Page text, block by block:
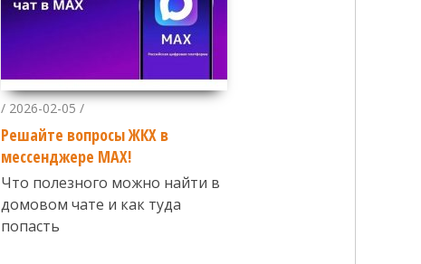
/ 2026-02-05 /
Решайте вопросы ЖКХ в
мессенджере MAX!
Что полезного можно найти в
домовом чате и как туда
попасть